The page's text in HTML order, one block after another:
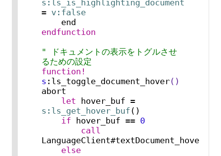
s:ls_is_highlighting_document
= v:false
endfunction
" ドキュメントの表示をトグルさせ
るための設定
function!
s :ls_toggle_document_hover()
abort
let
hover_buf =
s:ls_get_hover_buf ()
if hover_buf == 0
call
LanguageClient#textDocument_hover()
else